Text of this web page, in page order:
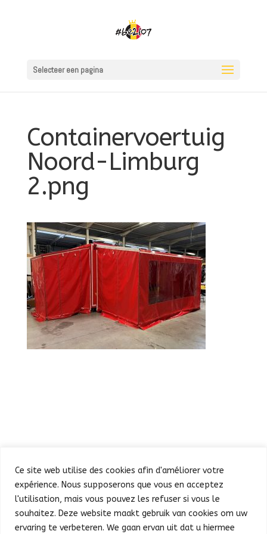
Ce site web utilise des cookies afin d'améliorer votre
expérience. Nous supposerons que vous en acceptez
l'utilisation, mais vous pouvez les refuser si vous le
souhaitez. Deze website maakt gebruik van cookies om uw
ervaring te verbeteren. We gaan ervan uit dat u hiermee
Selecteer een pagina
Containervoertuig
Noord-Limburg
2.png
Defilé
Feest in de Warande